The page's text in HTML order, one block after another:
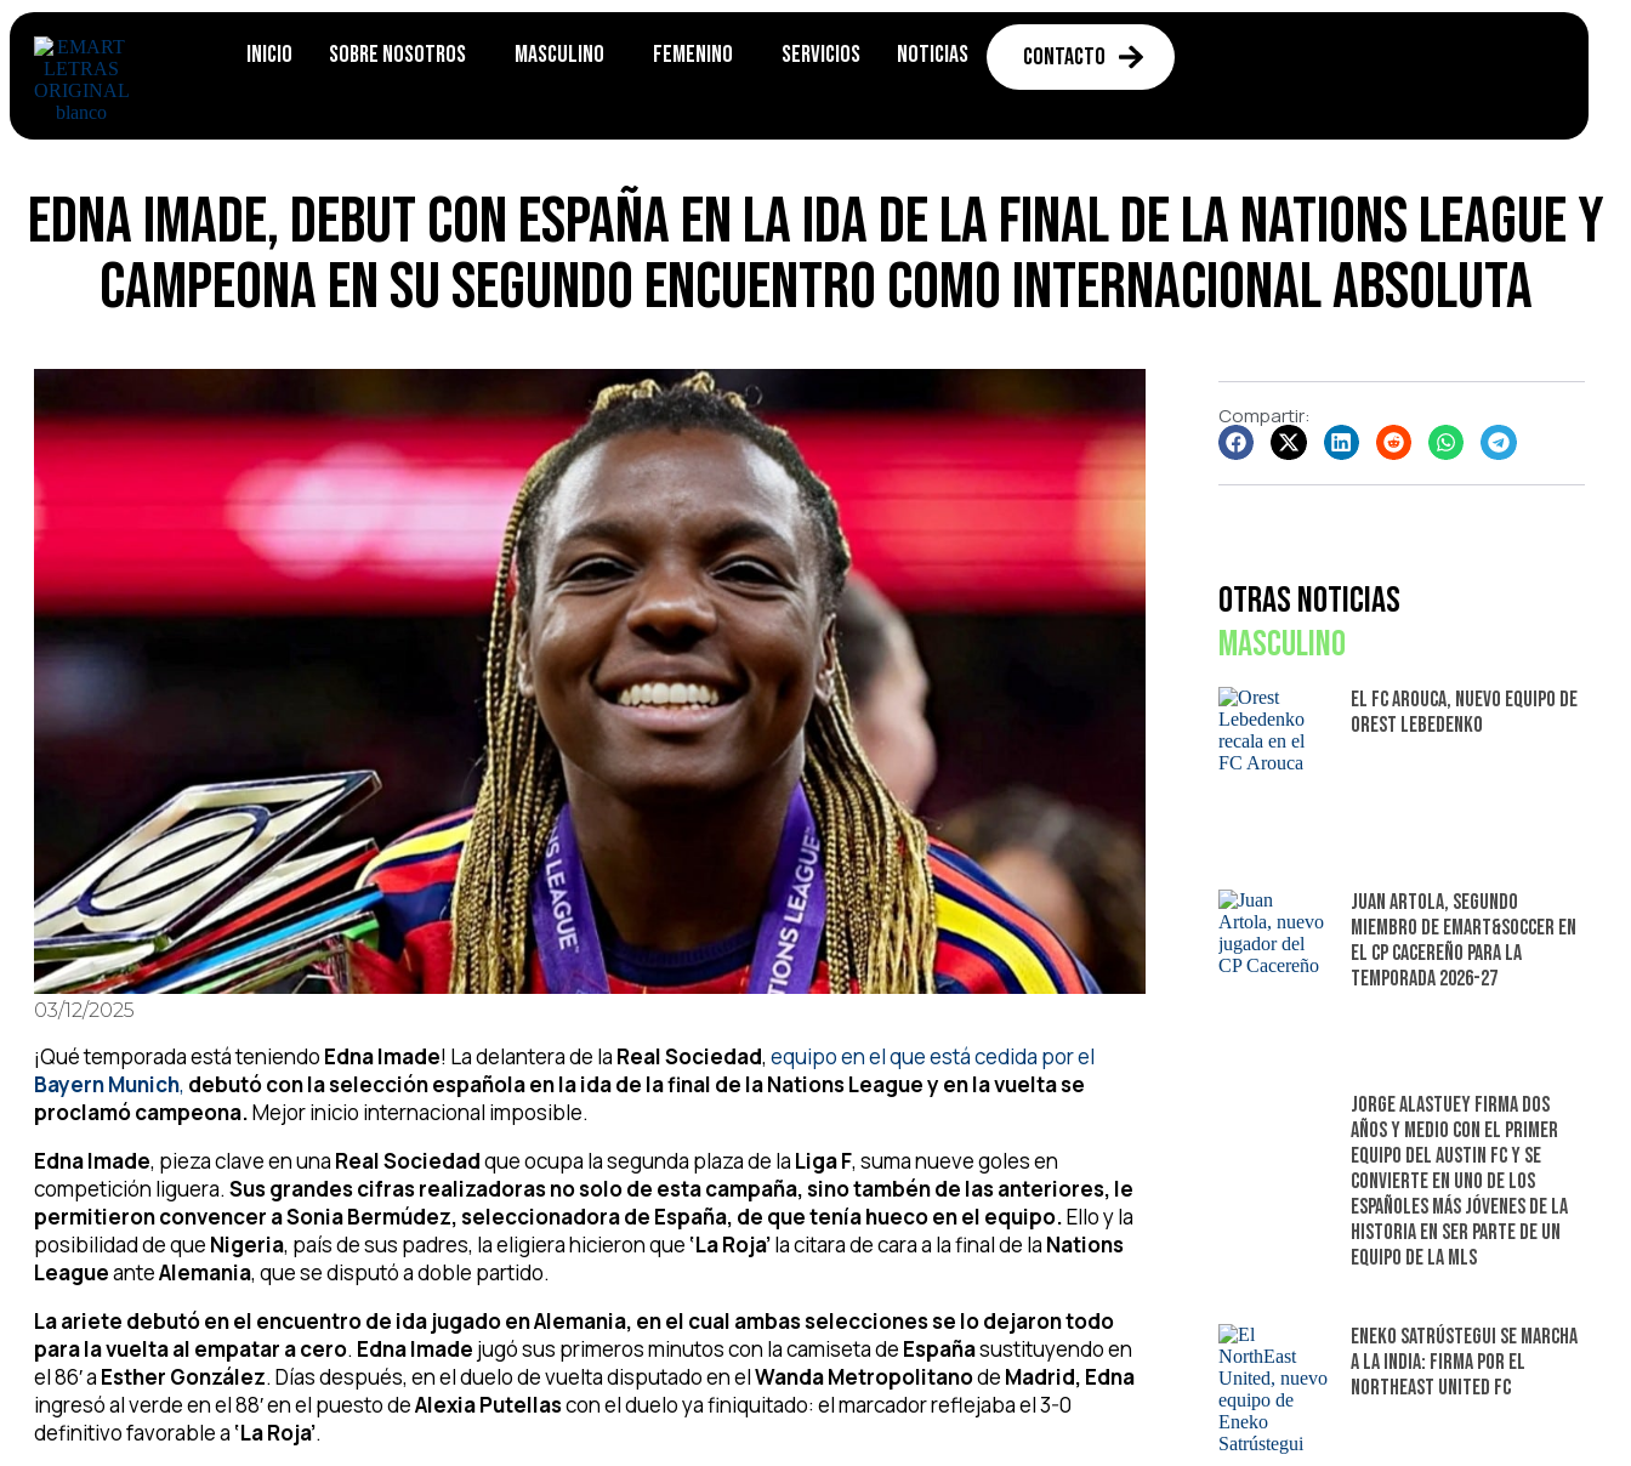
Inicio Sobre Nosotros Masculino Femenino Servicios Noticias Contacto
Edna Imade, debut con España en la ida de la final de la Nations League y
campeona en su segundo encuentro como internacional absoluta
03/12/2025
¡Qué temporada está teniendo Edna Imade! La delantera de la Real Sociedad, equipo en el que está cedida por el
Bayern Munich, debutó con la selección española en la ida de la final de la Nations League y en la vuelta se
proclamó campeona.Mejor inicio internacional imposible.
Edna Imade, pieza clave en una Real Sociedadque ocupa la segunda plaza de la Liga F, suma nueve goles en
competición liguera. Sus grandes cifras realizadoras no solo de esta campaña, sino tambén de las anteriores, le
permitieron convencer a Sonia Bermúdez, seleccionadora de España, de que tenía hueco en el equipo.Ello y la
posibilidad de que Nigeria, país de sus padres, la eligiera hicieron que ‘La Roja’la citara de cara a la final de la Nations
LeagueanteAlemania, que se disputó a doble partido.
La ariete debutó en el encuentro de ida jugado en Alemania, en el cual ambas selecciones se lo dejaron todo
para la vuelta al empatar a cero. Edna Imade jugó sus primeros minutos con la camiseta de Españasustituyendo en
el 86′ a Esther González. Días después, en el duelo de vuelta disputado en elWanda Metropolitanode Madrid, Edna
ingresó al verde en el 88′ en el puesto deAlexia Putellascon el duelo ya finiquitado: el marcador reflejaba el 3-0
definitivo favorable a ‘La Roja’.
Compartir:
Otras Noticias
Masculino
El FC Arouca, nuevo equipo de
Orest Lebedenko
Juan Artola, segundo
miembro de Emart&Soccer en
el CP Cacereño para la
temporada 2026-27
Jorge Alastuey firma dos
años y medio con el primer
equipo del Austin FC y se
convierte en uno de los
españoles más jóvenes de la
historia en ser parte de un
equipo de la MLS
Eneko Satrústegui se marcha
a la India: firma por el
NorthEast United FC